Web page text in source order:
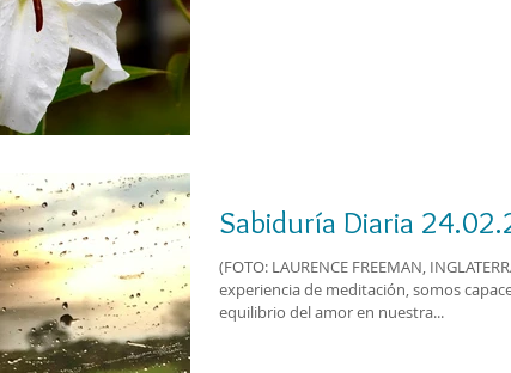
Sabiduría Diaria
(FOTO: LAURENCE FREEMAN,
experiencia de meditación, somos
equilibrio del amor en nuestra...